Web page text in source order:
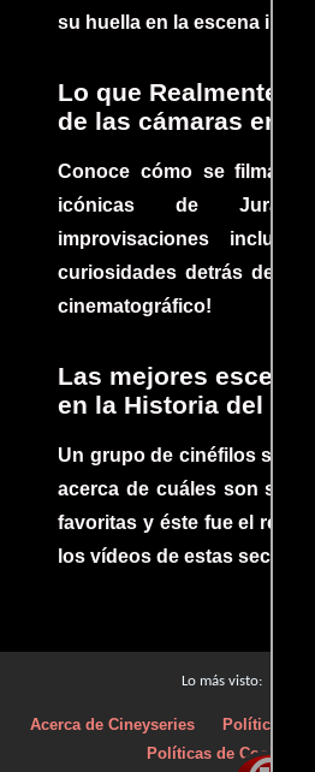
su huella en la escena
Lo que Realmente
de las cámaras en
Conoce cómo se filmaron
icónicas de
improvisaciones
curiosidades detrás del
cinematográfico!
Las mejores
en la Historia del cine
Un grupo de cinéfilos se
acerca de cuáles son sus
favoritas y éste fue el
los vídeos de estas
Lo más visto:
Acerca de Cineyseries Políticas de
Políticas de Cookies